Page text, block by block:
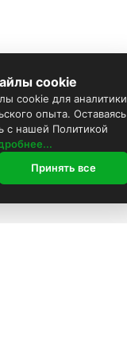
cookie
cookie для аналитики
опыта. Оставаясь
с нашей Политикой
Принять все